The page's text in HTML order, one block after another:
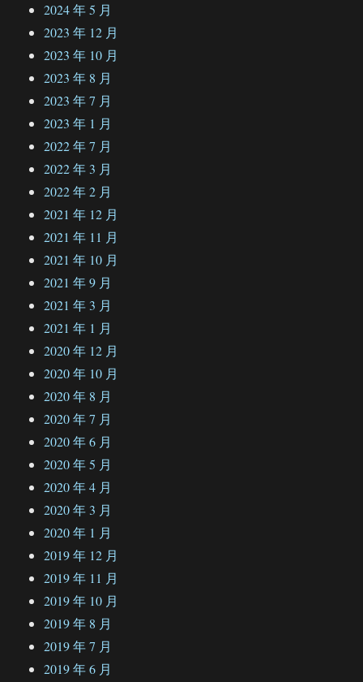
2024 年 5 月
2023 年 12 月
2023 年 10 月
2023 年 8 月
2023 年 7 月
2023 年 1 月
2022 年 7 月
2022 年 3 月
2022 年 2 月
2021 年 12 月
2021 年 11 月
2021 年 10 月
2021 年 9 月
2021 年 3 月
2021 年 1 月
2020 年 12 月
2020 年 10 月
2020 年 8 月
2020 年 7 月
2020 年 6 月
2020 年 5 月
2020 年 4 月
2020 年 3 月
2020 年 1 月
2019 年 12 月
2019 年 11 月
2019 年 10 月
2019 年 8 月
2019 年 7 月
2019 年 6 月